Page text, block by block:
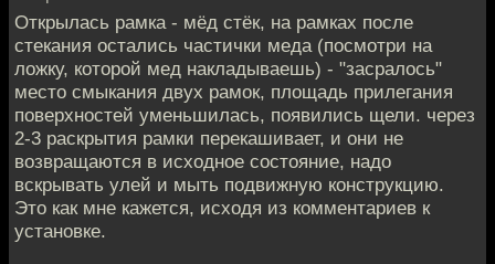
Открылась рамка - мёд стёк, на рамках после
стекания остались частички меда (посмотри на
ложку, которой мед накладываешь) - "засралось"
место смыкания двух рамок, площадь прилегания
поверхностей уменьшилась, появились щели. через
2-3 раскрытия рамки перекашивает, и они не
возвращаются в исходное состояние, надо
вскрывать улей и мыть подвижную конструкцию.
Это как мне кажется, исходя из комментариев к
установке.